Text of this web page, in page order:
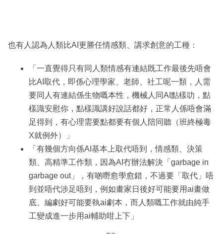
也有人認為人類比AI更勝任情感類、講求創意的工種：
「一直覺得只有同人類情感有連結既工作最後先唔會
比AI取代，即係心理學家、老師、社工呢一類，人需
要同人有連結係生物嘅本性，機械人同AI點樣叻，點
樣識安慰你，點樣識講好說話都好，正常人係唔會滿
足得到，有心理需要點都要有個人陪同聽（班終極毒
X就例外）」
「有幾個方向係AI基本上取代唔到，情感類、決策
類、高精準工作類，因為AI冇辦法解決「garbage in
garbage out」，有啲嘢愈學愈錯，不過要「取代」唔
到並唔代涉足唔到，例如畫家日後好可能要用ai畫做
底、編劇好可能要執ai劇本，而人類嘅工作就由純手
工變成進一步用ai輔助咁上下」